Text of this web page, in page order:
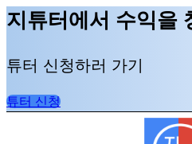
지튜터에서 수익을
튜터 신청하러 가기
튜터 신청